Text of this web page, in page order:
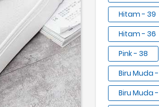
Hitam - 39
Hitam - 36
Pink - 38
Biru Muda
Biru Muda